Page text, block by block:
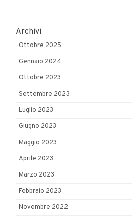
Archivi
Ottobre 2025
Gennaio 2024
Ottobre 2023
Settembre 2023
Luglio 2023
Giugno 2023
Maggio 2023
Aprile 2023
Marzo 2023
Febbraio 2023
Novembre 2022